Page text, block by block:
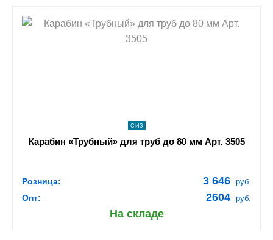
shopping_cart В КОРЗИНУ
СИЗ
Карабин «Трубный» для труб до 80 мм Арт. 3505
Розница: 3 646 руб.
Опт: 2604 руб.
На складе